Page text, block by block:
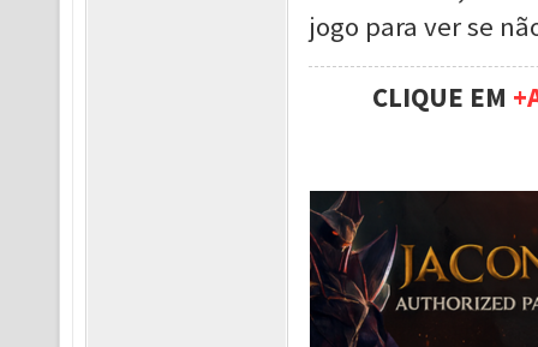
jogo para ver se
CLIQUE EM